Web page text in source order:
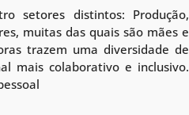
setores distintos: Produção,
muitas das quais são mães e
trazem uma diversidade de
mais colaborativo e inclusivo.